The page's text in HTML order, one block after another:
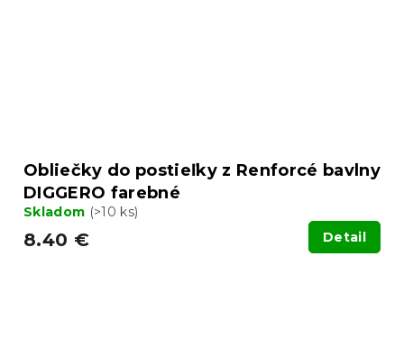
Obliečky do postieľky z Renforcé bavlny
DIGGERO farebné
Skladom (>10 ks)
8.40 € Detail